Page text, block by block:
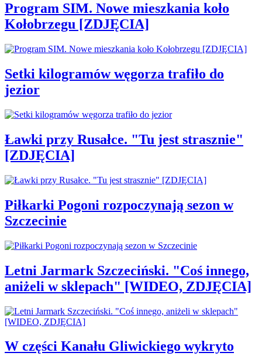
Program SIM. Nowe mieszkania koło
Kołobrzegu [ZDJĘCIA]
Setki kilogramów węgorza trafiło do
jezior
Ławki przy Rusałce. "Tu jest strasznie"
[ZDJĘCIA]
Piłkarki Pogoni rozpoczynają sezon w
Szczecinie
Letni Jarmark Szczeciński. "Coś innego,
aniżeli w sklepach" [WIDEO, ZDJĘCIA]
W części Kanału Gliwickiego wykryto